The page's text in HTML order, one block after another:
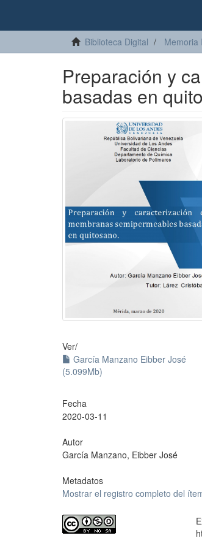
Biblioteca Digital Memoria
Preparación y
basadas en
Ver/
García Manzano Eibber José
(5.099Mb)
Fecha
2020-03-11
Autor
García Manzano, Eibber José
Metadatos
Mostrar el registro completo del